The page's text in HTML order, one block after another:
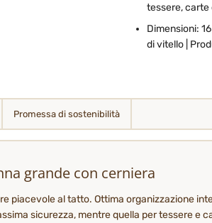
tessere, carte
Dimensioni:
di vitello |
Promessa di sostenibilità
grande con cerniera
piacevole al tatto. Ottima organizzazione
sicurezza, mentre quella per tessere